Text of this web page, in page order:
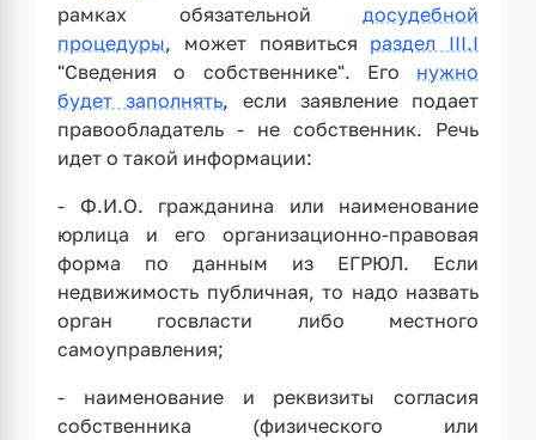
рамках обязательной досудебной
процедуры, может появиться раздел III.I
"Сведения о собственнике". Его нужно
будет заполнять, если заявление подает
правообладатель - не собственник. Речь
идет о такой информации:
- Ф.И.О. гражданина или наименование
юрлица и его организационно-правовая
форма по данным из ЕГРЮЛ. Если
недвижимость публичная, то надо назвать
орган госвласти либо местного
самоуправления;
- наименование и реквизиты согласия
собственника (физического или